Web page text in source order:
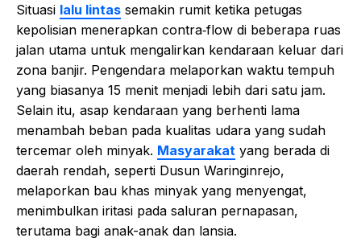
Situasi lalu lintas semakin rumit ketika petugas
kepolisian menerapkan contra‑flow di beberapa ruas
jalan utama untuk mengalirkan kendaraan keluar dari
zona banjir. Pengendara melaporkan waktu tempuh
yang biasanya 15 menit menjadi lebih dari satu jam.
Selain itu, asap kendaraan yang berhenti lama
menambah beban pada kualitas udara yang sudah
tercemar oleh minyak. Masyarakat yang berada di
daerah rendah, seperti Dusun Waringinrejo,
melaporkan bau khas minyak yang menyengat,
menimbulkan iritasi pada saluran pernapasan,
terutama bagi anak-anak dan lansia.